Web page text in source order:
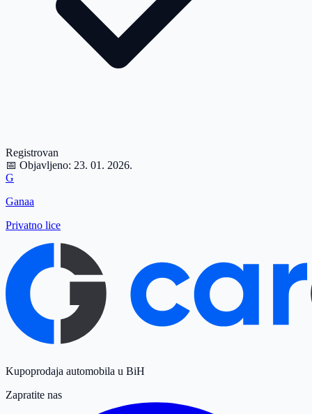
Registrovan
📅 Objavljeno: 23. 01. 2026.
G
Ganaa
Privatno lice
Kupoprodaja automobila u BiH
Zapratite nas